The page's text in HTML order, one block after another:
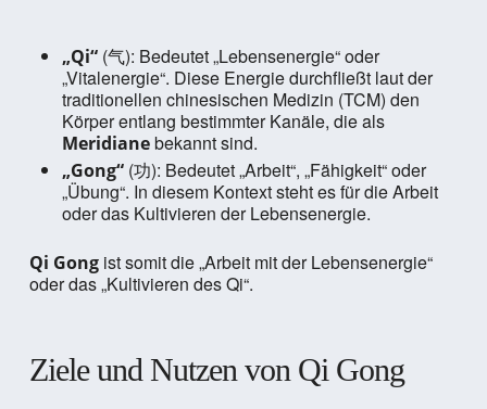
„Qi“(气): Bedeutet „Lebensenergie“ oder
„Vitalenergie“. Diese Energie durchfließt laut der
traditionellen chinesischen Medizin (TCM) den
Körper entlang bestimmter Kanäle, die als
Meridianebekannt sind.
„Gong“(功): Bedeutet „Arbeit“, „Fähigkeit“ oder
„Übung“. In diesem Kontext steht es für die Arbeit
oder das Kultivieren der Lebensenergie.
Qi Gongist somit die „Arbeit mit der Lebensenergie“
oder das „Kultivieren des Qi“.
Ziele und Nutzen von Qi Gong